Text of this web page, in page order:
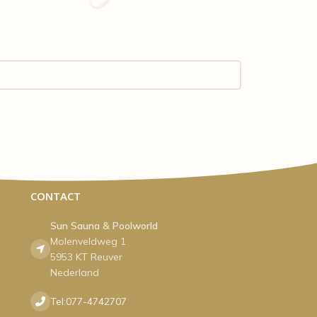
CONTACT
Sun Sauna & Poolworld
Molenveldweg 1
5953 KT Reuver
Nederland
Tel:077-4742707